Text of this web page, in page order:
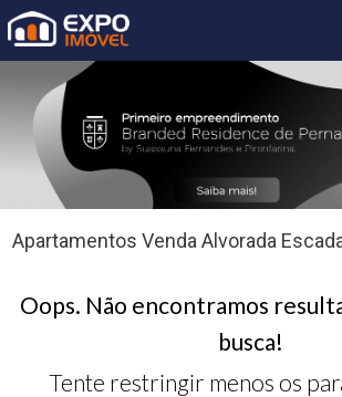
Apartamentos Venda Alvorada
Oops. Não encontramos
busca!
Tente restringir menos os